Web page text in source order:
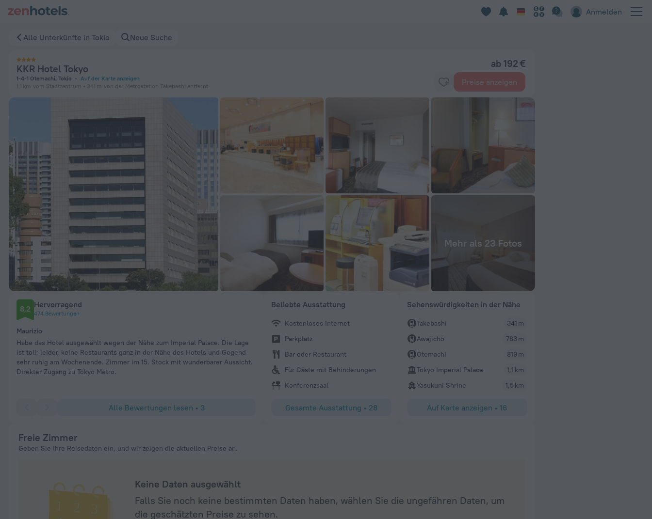
Anmelden
Alle Unterkünfte in Tokio Neue Suche
KKR Hotel Tokyo
1-4-1 Otemachi, Tokio
Auf der Karte anzeigen
1,1 km
vom Stadtzentrum 341 m von der Metrostation Takebashi entfernt
ab 192 €
Preise anzeigen
Mehr als 23 Fotos
8,2 Hervorragend
474 Bewertungen
Maurizio
Habe das Hotel ausgewählt wegen der Nähe zum Imperial Palace. Die Lage
ist toll; leider, keine Restaurants ganz in der Nähe des Hotels und Gegend
sehr ruhig am Wochenende. Zimmer im 15. Stock mit wunderbarer Aussicht.
Direkter Zugang zu Tokyo Metro.
Alle Bewertungen lesen • 3
Beliebte Ausstattung
Kostenloses Internet
Parkplatz
Bar oder Restaurant
Für Gäste mit Behinderungen
Konferenzsaal
Gesamte Ausstattung • 28
Sehenswürdigkeiten in der Nähe
Takebashi
341 m
Awajichō
783 m
Ōtemachi
819 m
Tokyo Imperial Palace
1,1 km
Yasukuni Shrine
1,5 km
Auf Karte anzeigen • 16
Freie Zimmer
Geben Sie Ihre Reisedaten ein, und wir zeigen die aktuellen Preise an.
Keine Daten ausgewählt
Falls Sie noch keine bestimmten Daten haben, wählen Sie die ungefähren Daten, um
die geschätzten Preise zu sehen.
KKR Hotel Tokyo in Tokio — Jetzt auf ZenHotels.com buchen